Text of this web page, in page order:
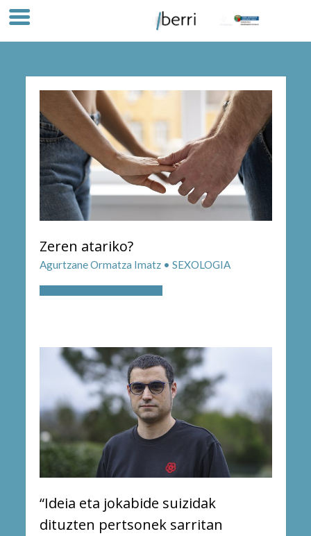
Zeren atariko?
Agurtzane Ormatza Imatz • SEXOLOGIA
“Ideia eta jokabide suizidak
dituzten pertsonek sarritan